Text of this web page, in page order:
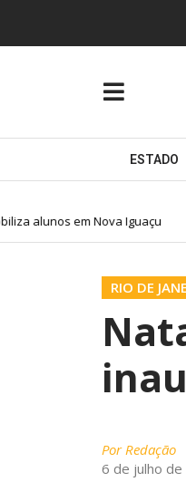
ESTADO
alunos em Nova Iguaçu
RIO DE
PorRedação
6 de julho